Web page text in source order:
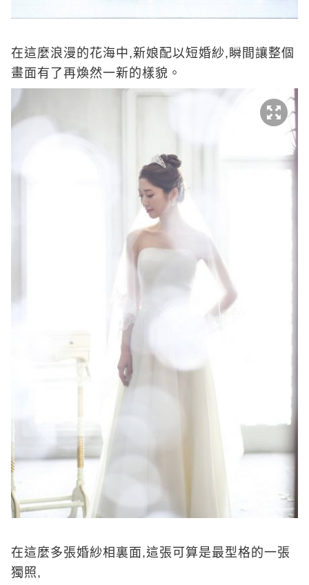
在這麼浪漫的花海中,新娘配以短婚紗,瞬間讓整個
畫面有了再煥然一新的樣貌。
在這麼多張婚紗相裏面,這張可算是最型格的一張
獨照,